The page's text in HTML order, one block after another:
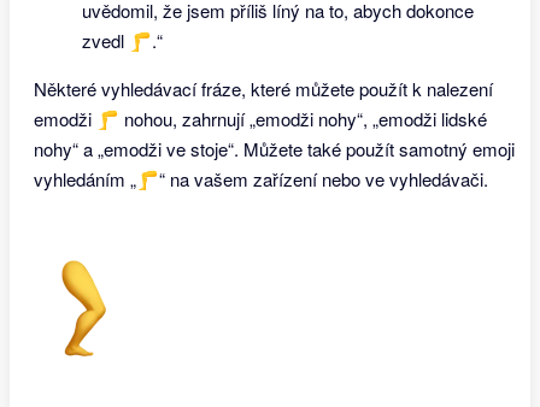
uvědomil, že jsem příliš líný na to, abych dokonce
zvedl 🦵.“
Některé vyhledávací fráze, které můžete použít k nalezení
emodži 🦵 nohou, zahrnují „emodži nohy“, „emodži lidské
nohy“ a „emodži ve stoje“. Můžete také použít samotný emoji
vyhledáním „🦵“ na vašem zařízení nebo ve vyhledávači.